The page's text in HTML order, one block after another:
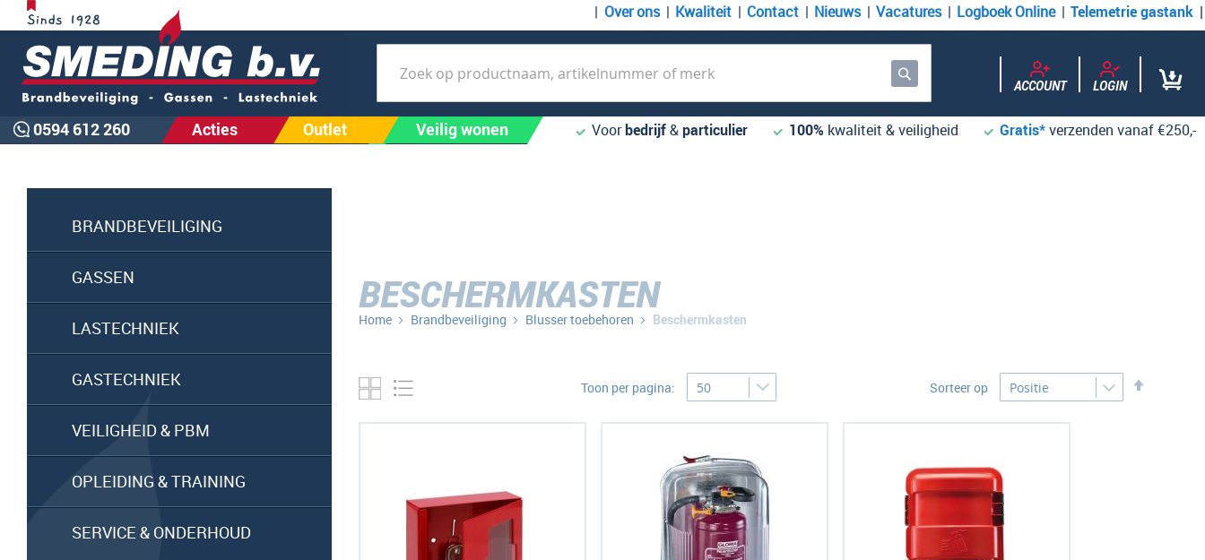
Over ons Kwaliteit Contact Nieuws Vacatures Logboek Online Telemetrie gastank
Zoek Zoek ACCOUNT LOGIN
0594 612 260 Acties Outlet Veilig wonen Voorbedrijf&particulier 100% kwaliteit & veiligheid Gratis*verzenden vanaf €250,-
BESCHERMKASTEN
Home Brandbeveiliging Blusser toebehoren Beschermkasten
Tonen
als
Foto-
tabel
Lijst Toon per pagina: Sorteer op
BRANDBEVEILIGING
GASSEN
LASTECHNIEK
GASTECHNIEK
VEILIGHEID & PBM
OPLEIDING & TRAINING
SERVICE & ONDERHOUD